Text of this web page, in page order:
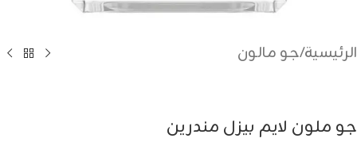
الرئيسية/جو مالون
جو ملون لايم بيزل مندرين